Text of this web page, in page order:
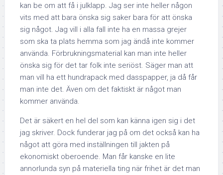
kan be om att få i julklapp. Jag ser inte heller någon
vits med att bara önska sig saker bara för att önska
sig något. Jag vill i alla fall inte ha en massa grejer
som ska ta plats hemma som jag ändå inte kommer
använda. Förbrukningsmaterial kan man inte heller
önska sig för det tar folk inte seriöst. Säger man att
man vill ha ett hundrapack med dasspapper, ja då får
man inte det. Även om det faktiskt är något man
kommer använda.
Det är säkert en hel del som kan känna igen sig i det
jag skriver. Dock funderar jag på om det också kan ha
något att göra med inställningen till jakten på
ekonomiskt oberoende. Man får kanske en lite
annorlunda syn på materiella ting när frihet är det man